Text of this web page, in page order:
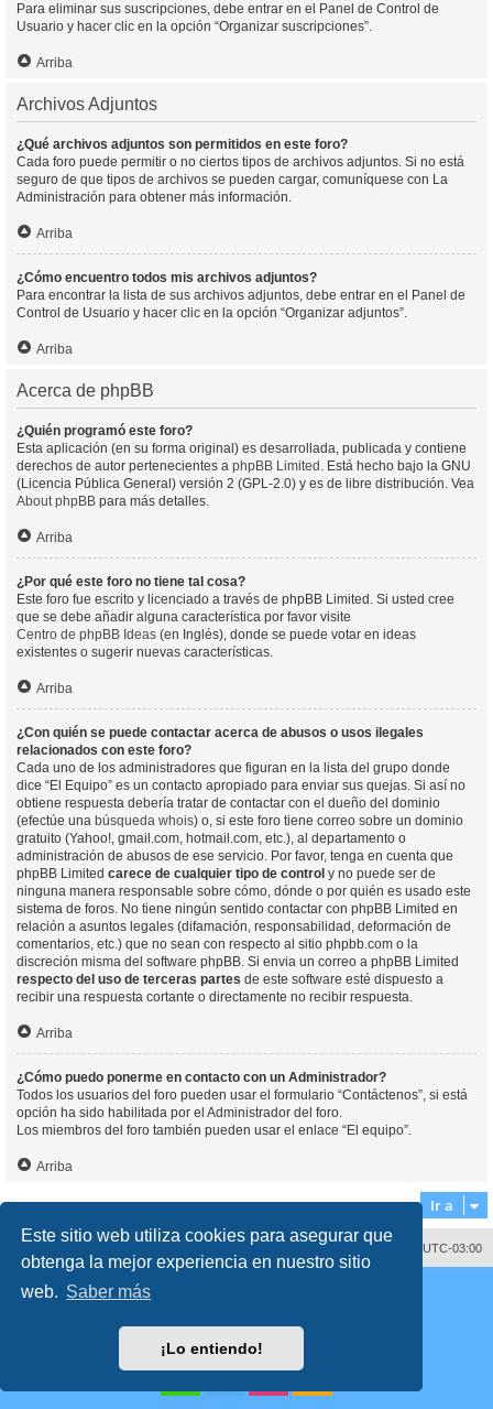
Este sitio web utiliza cookies para asegurar que
obtenga la mejor experiencia en nuestro sitio
web. Saber más
¡Lo entiendo!
Para eliminar sus suscripciones, debe entrar en el Panel de Control de
Usuario y hacer clic en la opción “Organizar suscripciones”.
Arriba
Archivos Adjuntos
¿Qué archivos adjuntos son permitidos en este foro?
Cada foro puede permitir o no ciertos tipos de archivos adjuntos. Si no está
seguro de que tipos de archivos se pueden cargar, comuníquese con La
Administración para obtener más información.
Arriba
¿Cómo encuentro todos mis archivos adjuntos?
Para encontrar la lista de sus archivos adjuntos, debe entrar en el Panel de
Control de Usuario y hacer clic en la opción “Organizar adjuntos”.
Arriba
Acerca de phpBB
¿Quién programó este foro?
Esta aplicación (en su forma original) es desarrollada, publicada y contiene
derechos de autor pertenecientes a phpBB Limited . Está hecho bajo la GNU
(Licencia Pública General) versión 2 (GPL-2.0) y es de libre distribución. Vea
About phpBB para más detalles.
Arriba
¿Por qué este foro no tiene tal cosa?
Este foro fue escrito y licenciado a través de phpBB Limited. Si usted cree
que se debe añadir alguna característica por favor visite
Centro de phpBB Ideas (en Inglés), donde se puede votar en ideas
existentes o sugerir nuevas características.
Arriba
¿Con quién se puede contactar acerca de abusos o usos ilegales
relacionados con este foro?
Cada uno de los administradores que figuran en la lista del grupo donde
dice “El Equipo” es un contacto apropiado para enviar sus quejas. Si así no
obtiene respuesta debería tratar de contactar con el dueño del dominio
(efectúe una búsqueda whois) o, si este foro tiene correo sobre un dominio
gratuito (Yahoo!, gmail.com, hotmail.com, etc.), al departamento o
administración de abusos de ese servicio. Por favor, tenga en cuenta que
phpBB Limited carece de cualquier tipo de control y no puede ser de
ninguna manera responsable sobre cómo, dónde o por quién es usado este
sistema de foros. No tiene ningún sentido contactar con phpBB Limited en
relación a asuntos legales (difamación, responsabilidad, deformación de
comentarios, etc.) que no sean con respecto al sitio phpbb.com o la
discreción misma del software phpBB. Si envia un correo a phpBB Limited
respecto del uso de terceras partes de este software esté dispuesto a
recibir una respuesta cortante o directamente no recibir respuesta.
Arriba
¿Cómo puedo ponerme en contacto con un Administrador?
Todos los usuarios del foro pueden usar el formulario “Contáctenos”, si está
opción ha sido habilitada por el Administrador del foro.
Los miembros del foro también pueden usar el enlace “El equipo”.
Arriba
Ir a
Todos los horarios son UTC-03:00
Borrar cookies
Desarrollado por
® Forum Software © phpBB Limited
Traducción al español porphpBB España
Condiciones